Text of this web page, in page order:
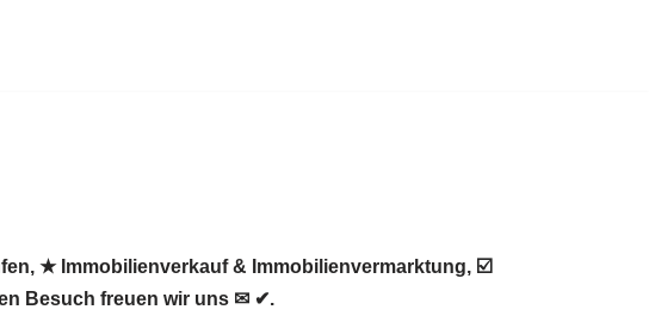
★ Immobilienverkauf & Immobilienvermarktung, ☑️
Besuch freuen wir uns ✉ ✔.